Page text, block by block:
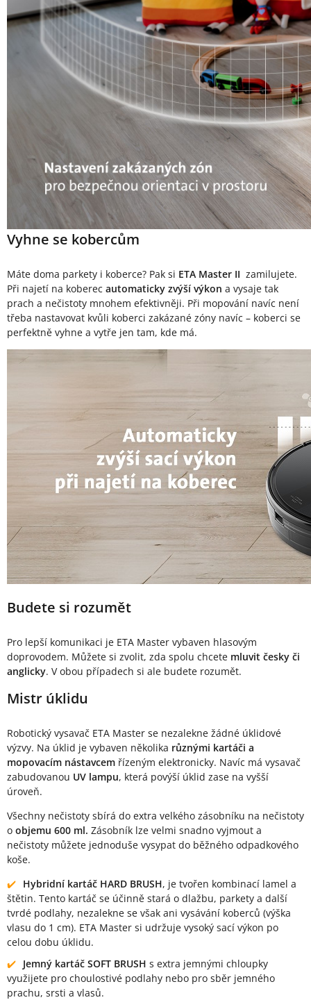
Vyhne se kobercům
Máte doma parkety i koberce? Pak si ETA Master II zamilujete.
Při najetí na koberec automaticky zvýší výkon a vysaje tak
prach a nečistoty mnohem efektivněji. Při mopování navíc není
třeba nastavovat kvůli koberci zakázané zóny navíc – koberci se
perfektně vyhne a vytře jen tam, kde má.
Budete si rozumět
Pro lepší komunikaci je ETA Master vybaven hlasovým
doprovodem. Můžete si zvolit, zda spolu chcete mluvit česky či
anglicky. V obou případech si ale budete rozumět.
Mistr úklidu
Robotický vysavač ETA Master se nezalekne žádné úklidové
výzvy. Na úklid je vybaven několika různými kartáči a
mopovacím nástavcem řízeným elektronicky. Navíc má vysavač
zabudovanou UV lampu, která povýší úklid zase na vyšší
úroveň.
Všechny nečistoty sbírá do extra velkého zásobníku na nečistoty
o objemu 600 ml. Zásobník lze velmi snadno vyjmout a
nečistoty můžete jednoduše vysypat do běžného odpadkového
koše.
Hybridní kartáč HARD BRUSH, je tvořen kombinací lamel a
štětin. Tento kartáč se účinně stará o dlažbu, parkety a další
tvrdé podlahy, nezalekne se však ani vysávání koberců (výška
vlasu do 1 cm). ETA Master si udržuje vysoký sací výkon po
celou dobu úklidu.
Jemný kartáč SOFT BRUSH s extra jemnými chloupky
využijete pro choulostivé podlahy nebo pro sběr jemného
prachu, srsti a vlasů.